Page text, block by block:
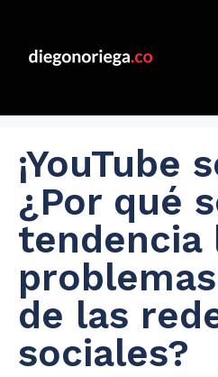
¡YouTube
¿Por qué
tendencia
de las
sociales?